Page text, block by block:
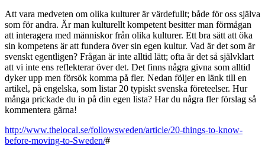
Att vara medveten om olika kulturer är värdefullt; både för oss själva
som för andra. Är man kulturellt kompetent besitter man förmågan
att interagera med människor från olika kulturer. Ett bra sätt att öka
sin kompetens är att fundera över sin egen kultur. Vad är det som är
svenskt egentligen? Frågan är inte alltid lätt; ofta är det så självklart
att vi inte ens reflekterar över det. Det finns några givna som alltid
dyker upp men försök komma på fler. Nedan följer en länk till en
artikel, på engelska, som listar 20 typiskt svenska företeelser. Hur
många prickade du in på din egen lista? Har du några fler förslag så
kommentera gärna!
http://www.thelocal.se/followsweden/article/20-things-to-know-
before-moving-to-Sweden/#